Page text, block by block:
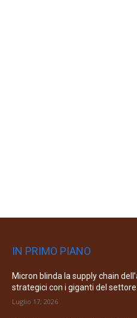
IN PRIMO PIANO
Micron blinda la supply chain
strategici con i giganti del settore
Luglio 17, 2026